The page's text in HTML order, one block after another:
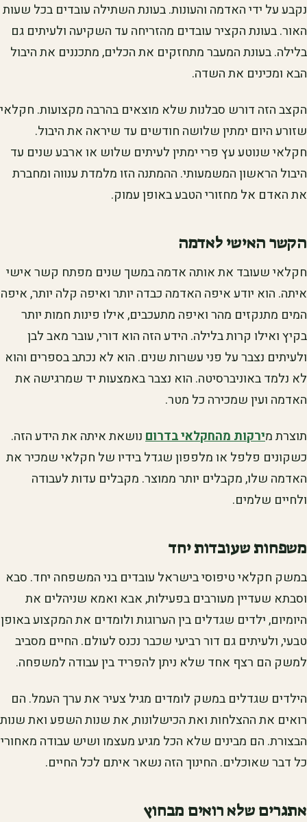
נקבע על ידי האדמה והעונות. בעונת השתילה עובדים בכל שעות
האור. בעונת הקציר עובדים מהזריחה עד השקיעה ולעיתים גם
בלילה. בעונת המעבר מתחזקים את הכלים, מתכננים את היבול
הבא ומכינים את השדה.
הקצב הזה דורש סבלנות שלא מוצאים בהרבה מקצועות. חקלאי
שזורע היום ימתין שלושה חודשים עד שיראה את היבול.
חקלאי שנוטע עץ פרי ימתין לעיתים שלוש או ארבע שנים עד
היבול הראשון המשמעותי. ההמתנה הזו מלמדת ענווה ומחברת
את האדם אל מחזורי הטבע באופן עמוק.
הקשר האישי לאדמה
חקלאי שעובד את אותה אדמה במשך שנים מפתח קשר אישי
איתה. הוא יודע איפה האדמה כבדה יותר ואיפה קלה יותר, איפה
המים מתנקזים מהר ואיפה מתעכבים, אילו פינות חמות יותר
בקיץ ואילו קרות בלילה. הידע הזה הוא דורי, עובר מאב לבן
ולעיתים נצבר על פני עשרות שנים. הוא לא נכתב בספרים והוא
לא נלמד באוניברסיטה. הוא נצבר באמצעות יד שמרגישה את
האדמה ועין שמכירה כל מטר.
תוצרת מירקות מהחקלאי בדרוםנושאת איתה את הידע הזה.
כשקונים פלפל או מלפפון שגדל בידיו של חקלאי שמכיר את
האדמה שלו, מקבלים יותר ממוצר. מקבלים עדות לעבודה
ולחיים שלמים.
משפחות שעובדות יחד
במשק חקלאי טיפוסי בישראל עובדים בני המשפחה יחד. סבא
וסבתא שעדיין מעורבים בפעילות, אבא ואמא שניהלים את
היומיום, ילדים שגדלים בין הערוגות ולומדים את המקצוע באופן
טבעי, ולעיתים גם דור רביעי שכבר נכנס לעולם. החיים מסביב
למשק הם רצף אחד שלא ניתן להפריד בין עבודה למשפחה.
הילדים שגדלים במשק לומדים מגיל צעיר את ערך העמל. הם
רואים את ההצלחות ואת הכישלונות, את שנות השפע ואת שנות
הבצורת. הם מבינים שלא הכל מגיע מעצמו ושיש עבודה מאחורי
כל דבר שאוכלים. החינוך הזה נשאר איתם לכל החיים.
אתגרים שלא רואים מבחוץ